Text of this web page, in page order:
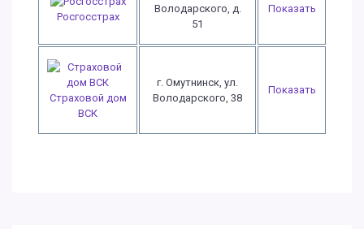
Росгосстрах
Володарского, д.
51
Показать
Страховой дом
ВСК
г. Омутнинск, ул.
Володарского, 38
Показать